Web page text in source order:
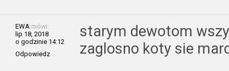
EWA mówi:
lip 18, 2018
o godzinie 14:12
Odpowiedz
starym dewotom
zaglosno koty sie